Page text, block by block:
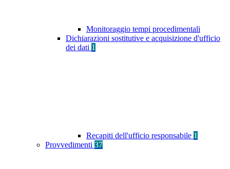
Monitoraggio tempi procedimentali
Dichiarazioni sostitutive e acquisizione d'ufficio
dei dati 1
Recapiti dell'ufficio responsabile 1
Provvedimenti 37